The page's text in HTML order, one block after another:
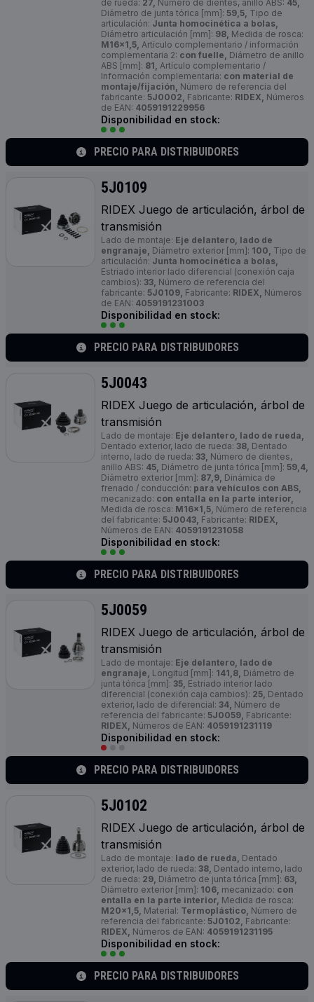
de rueda: 27, Número de dientes, anillo ABS: 45,
Diámetro de junta tórica [mm]: 59,5, Tipo de
articulación: Junta homocinética a bolas,
Diámetro articulación [mm]: 98, Medida de rosca:
M16x1,5, Artículo complementario / información
complementaria 2: con fuelle, Diámetro de anillo
ABS [mm]: 81, Artículo complementario /
Información complementaria: con material de
montaje/fijación, Número de referencia del
fabricante: 5J0002, Fabricante: RIDEX, Números
de EAN: 4059191229956
Disponibilidad en stock:
PRECIO PARA DISTRIBUIDORES
5J0109
RIDEX Juego de articulación, árbol de
transmisión
Lado de montaje: Eje delantero, lado de
engranaje, Diámetro exterior [mm]: 100, Tipo de
articulación: Junta homocinética a bolas,
Estriado interior lado diferencial (conexión caja
cambios): 33, Número de referencia del
fabricante: 5J0109, Fabricante: RIDEX, Números
de EAN: 4059191231003
Disponibilidad en stock:
PRECIO PARA DISTRIBUIDORES
5J0043
RIDEX Juego de articulación, árbol de
transmisión
Lado de montaje: Eje delantero, lado de rueda,
Dentado exterior, lado de rueda: 38, Dentado
interno, lado de rueda: 33, Número de dientes,
anillo ABS: 45, Diámetro de junta tórica [mm]: 59,4,
Diámetro exterior [mm]: 87,9, Dinámica de
frenado / conducción: para vehículos con ABS,
mecanizado: con entalla en la parte interior,
Medida de rosca: M16x1,5, Número de referencia
del fabricante: 5J0043, Fabricante: RIDEX,
Números de EAN: 4059191231058
Disponibilidad en stock:
PRECIO PARA DISTRIBUIDORES
5J0059
RIDEX Juego de articulación, árbol de
transmisión
Lado de montaje: Eje delantero, lado de
engranaje, Longitud [mm]: 141,8, Diámetro de
junta tórica [mm]: 35, Estriado interior lado
diferencial (conexión caja cambios): 25, Dentado
exterior, lado de diferencial: 34, Número de
referencia del fabricante: 5J0059, Fabricante:
RIDEX, Números de EAN: 4059191231119
Disponibilidad en stock:
PRECIO PARA DISTRIBUIDORES
5J0102
RIDEX Juego de articulación, árbol de
transmisión
Lado de montaje: lado de rueda, Dentado
exterior, lado de rueda: 38, Dentado interno, lado
de rueda: 29, Diámetro de junta tórica [mm]: 63,
Diámetro exterior [mm]: 106, mecanizado: con
entalla en la parte interior, Medida de rosca:
M20x1,5, Material: Termoplástico, Número de
referencia del fabricante: 5J0102, Fabricante:
RIDEX, Números de EAN: 4059191231195
Disponibilidad en stock:
PRECIO PARA DISTRIBUIDORES